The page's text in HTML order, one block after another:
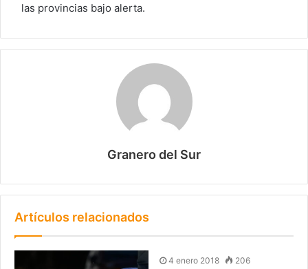
las provincias bajo alerta.
Granero del Sur
Artículos relacionados
4 enero 2018 206